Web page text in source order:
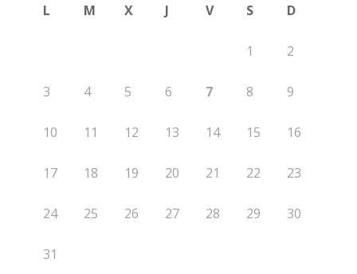
L M X J V S D
1 2
3 4 5 6 7 8 9
10 11 12 13 14 15 16
17 18 19 20 21 22 23
24 25 26 27 28 29 30
31